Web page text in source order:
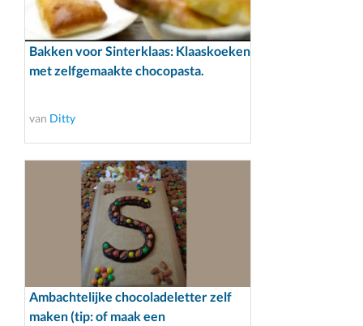
Bakken voor Sinterklaas: Klaaskoeken
met zelfgemaakte chocopasta.
van Ditty
Ambachtelijke chocoladeletter zelf
maken (tip: of maak een